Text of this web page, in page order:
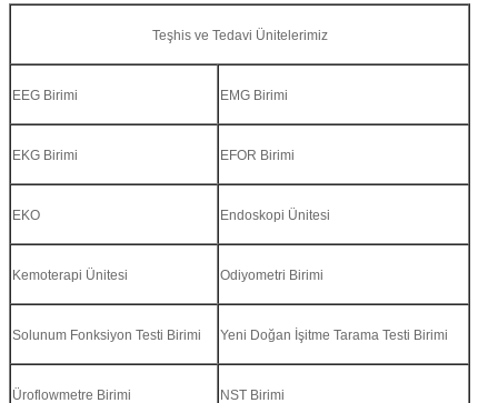
Teşhis ve Tedavi Ünitelerimiz
EEG Birimi EMG Birimi
EKG Birimi EFOR Birimi
EKO Endoskopi Ünitesi
Kemoterapi Ünitesi Odiyometri Birimi
Solunum Fonksiyon Testi Birimi Yeni Doğan İşitme Tarama Testi Birimi
Üroflowmetre Birimi NST Birimi